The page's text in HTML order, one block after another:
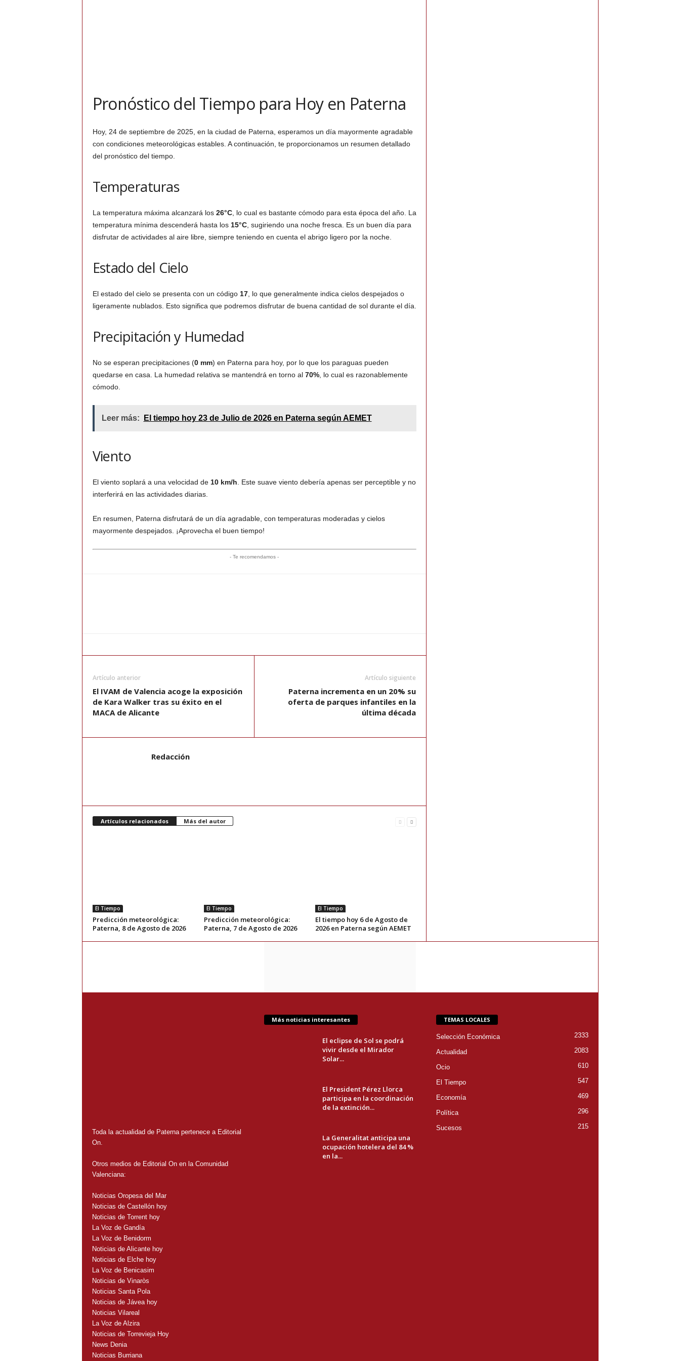
Pronóstico del Tiempo para Hoy en Paterna
Hoy, 24 de septiembre de 2025, en la ciudad de Paterna, esperamos un día mayormente agradable
con condiciones meteorológicas estables. A continuación, te proporcionamos un resumen detallado
del pronóstico del tiempo.
Temperaturas
La temperatura máxima alcanzará los 26°C, lo cual es bastante cómodo para esta época del año. La
temperatura mínima descenderá hasta los 15°C, sugiriendo una noche fresca. Es un buen día para
disfrutar de actividades al aire libre, siempre teniendo en cuenta el abrigo ligero por la noche.
Estado del Cielo
El estado del cielo se presenta con un código 17, lo que generalmente indica cielos despejados o
ligeramente nublados. Esto significa que podremos disfrutar de buena cantidad de sol durante el día.
Precipitación y Humedad
No se esperan precipitaciones (0 mm) en Paterna para hoy, por lo que los paraguas pueden
quedarse en casa. La humedad relativa se mantendrá en torno al 70%, lo cual es razonablemente
cómodo.
Leer más: El tiempo hoy 23 de Julio de 2026 en Paterna según AEMET
Viento
El viento soplará a una velocidad de 10 km/h. Este suave viento debería apenas ser perceptible y no
interferirá en las actividades diarias.
En resumen, Paterna disfrutará de un día agradable, con temperaturas moderadas y cielos
mayormente despejados. ¡Aprovecha el buen tiempo!
- Te recomendamos -
Artículo anterior
El IVAM de Valencia acoge la exposición
de Kara Walker tras su éxito en el
MACA de Alicante
Artículo siguiente
Paterna incrementa en un 20% su
oferta de parques infantiles en la
última década
Redacción
Artículos relacionados Más del autor
El Tiempo
Predicción meteorológica:
Paterna, 8 de Agosto de 2026
El Tiempo
Predicción meteorológica:
Paterna, 7 de Agosto de 2026
El Tiempo
El tiempo hoy 6 de Agosto de
2026 en Paterna según AEMET
Toda la actualidad de Paterna pertenece a Editorial
On.
Otros medios de Editorial On en la Comunidad
Valenciana:
Noticias Oropesa del Mar
Noticias de Castellón hoy
Noticias de Torrent hoy
La Voz de Gandía
La Voz de Benidorm
Noticias de Alicante hoy
Noticias de Elche hoy
La Voz de Benicasim
Noticias de Vinaròs
Noticias Santa Pola
Noticias de Jávea hoy
Noticias Vilareal
La Voz de Alzira
Noticias de Torrevieja Hoy
News Denia
Noticias Burriana
Más noticias interesantes
El eclipse de Sol se podrá
vivir desde el Mirador
Solar...
El President Pérez Llorca
participa en la coordinación
de la extinción...
La Generalitat anticipa una
ocupación hotelera del 84 %
en la...
TEMAS LOCALES
Selección Económica 2333
Actualidad 2083
Ocio 610
El Tiempo 547
Economía 469
Política 296
Sucesos 215